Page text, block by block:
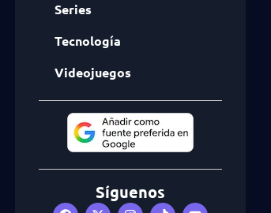
Series
Tecnología
Videojuegos
Síguenos